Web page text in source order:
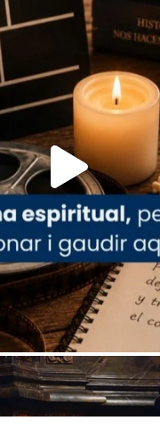
Share
de Barcelonais
27 de juliol, ha
de gràcies en
de la visita
XIV a
a la Catedral de
Barcelona, el
ha presidit la
bisbe auxiliar de
Share